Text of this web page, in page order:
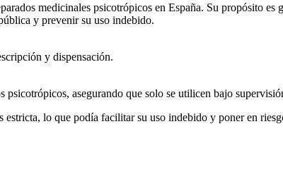
medicinales psicotrópicos en España. Su propósito
y prevenir su uso indebido.
y dispensación.
asegurando que solo se utilicen bajo
lo que podía facilitar su uso indebido y poner en